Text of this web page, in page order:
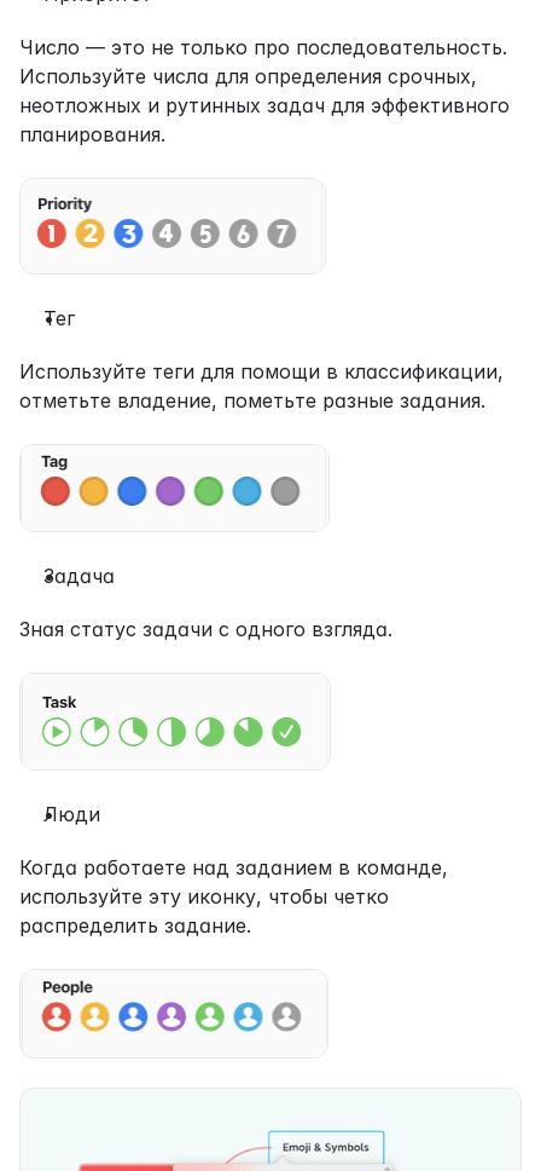
Число — это не только про последовательность.
Используйте числа для определения срочных,
неотложных и рутинных задач для эффективного
планирования.
Тег
Используйте теги для помощи в классификации,
отметьте владение, пометьте разные задания.
Задача
Зная статус задачи с одного взгляда.
Люди
Когда работаете над заданием в команде,
используйте эту иконку, чтобы четко
распределить задание.